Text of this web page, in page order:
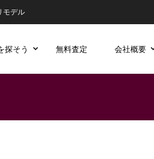
モデル
探そう 無料査定 会社概要